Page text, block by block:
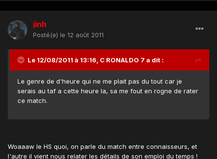
jinh
Posté(e) le 12 août 2011
Le 12/08/2011 à 13:16, C RONALDO 7 a dit :
Le genre de d'heure qui ne me plait pas du tout car je
serais au taf a cette heure la, sa me fout en rogne de rater
ce match.
Woaaaw le HS quoi, on parle du match entre connaisseurs, et
l'autre il vient nous relater les détails de son emploi du temps !